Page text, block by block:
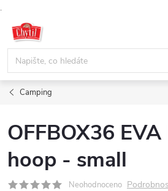
.
obsah
Camping
OFFBOX36
hoop - small
Neohodnoceno